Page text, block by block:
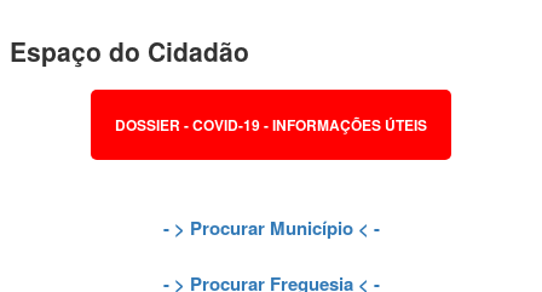
Espaço do Cidadão
DOSSIER - COVID-19 - INFORMAÇÕES ÚTEIS
- > Procurar Município< -
- > Procurar Freguesia< -